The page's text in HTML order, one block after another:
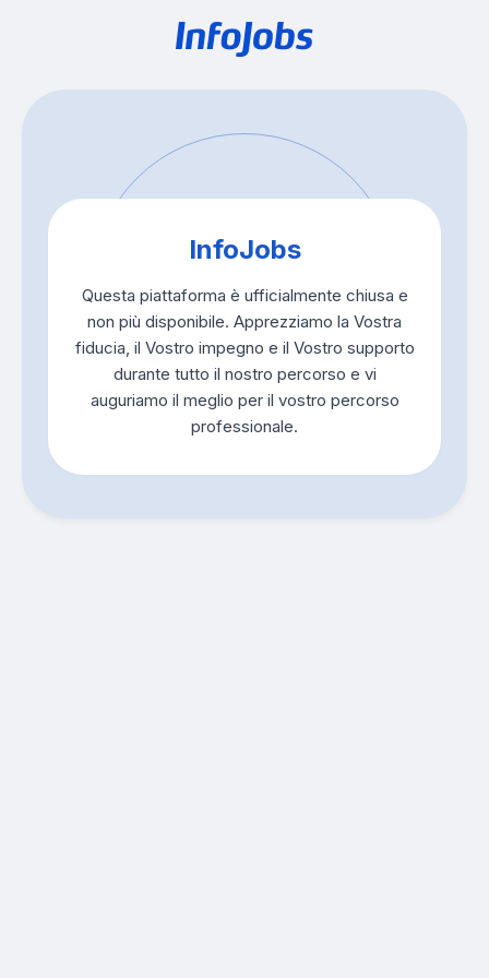
InfoJobs
Questa piattaforma è ufficialmente chiusa e
non più disponibile. Apprezziamo la Vostra
fiducia, il Vostro impegno e il Vostro supporto
durante tutto il nostro percorso e vi
auguriamo il meglio per il vostro percorso
professionale.